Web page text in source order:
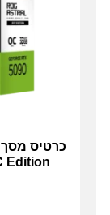
Edition